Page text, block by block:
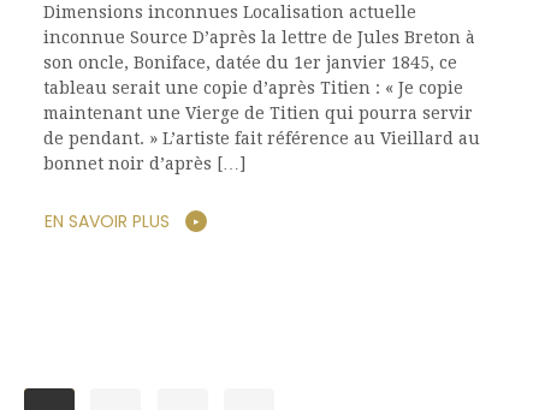
Dimensions inconnues Localisation actuelle
inconnue Source D’après la lettre de Jules Breton à
son oncle, Boniface, datée du 1er janvier 1845, ce
tableau serait une copie d’après Titien : « Je copie
maintenant une Vierge de Titien qui pourra servir
de pendant. » L’artiste fait référence au Vieillard au
bonnet noir d’après […]
EN SAVOIR PLUS